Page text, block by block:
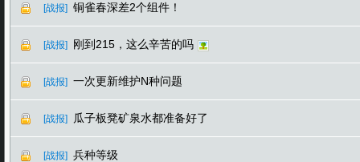
[战报] 铜雀春深差2个组件！
[战报] 刚到215，这么辛苦的吗
[战报] 一次更新维护N种问题
[战报] 瓜子板凳矿泉水都准备好了
[战报] 兵种等级